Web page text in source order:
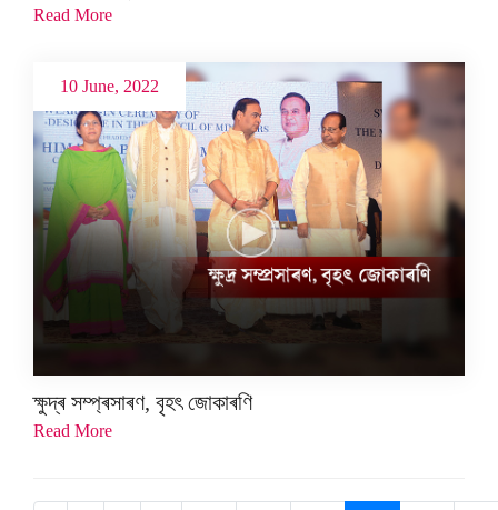
Read More
10 June, 2022
ক্ষুদ্ৰ সম্প্ৰসাৰণ, বৃহৎ জোকাৰণি
Read More